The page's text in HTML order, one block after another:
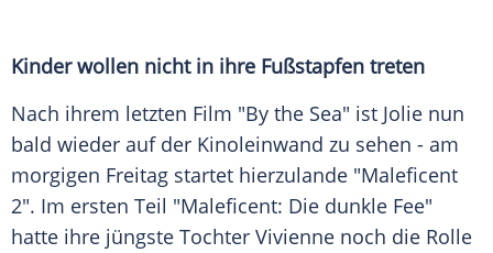
Kinder wollen nicht in ihre Fußstapfen treten
Nach ihrem letzten Film "By the Sea" ist Jolie nun
bald wieder auf der Kinoleinwand zu sehen - am
morgigen Freitag startet hierzulande "Maleficent
2". Im ersten Teil "Maleficent: Die dunkle Fee"
hatte ihre jüngste Tochter Vivienne noch die Rolle